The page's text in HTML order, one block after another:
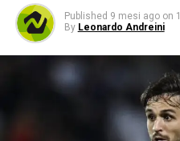
Published 9 mesi ago on
By Leonardo Andreini